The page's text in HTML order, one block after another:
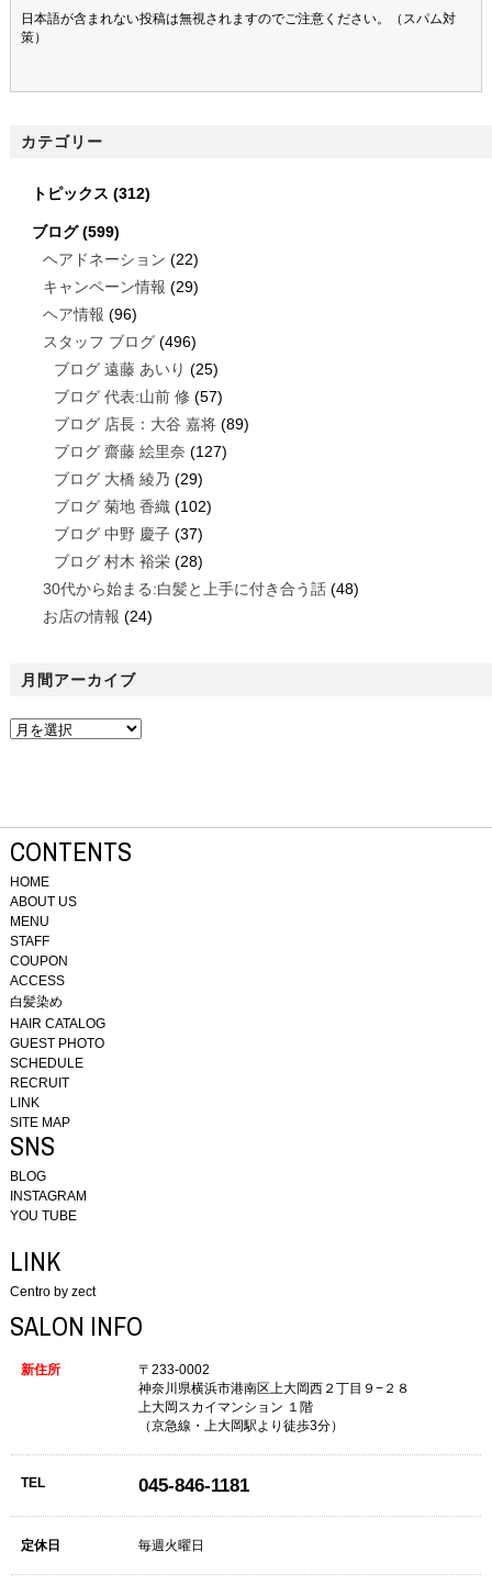
日本語が含まれない投稿は無視されますのでご注意ください。（スパム対
策）
カテゴリー
トピックス (312)
ブログ(599)
ヘアドネーション (22)
キャンペーン情報 (29)
ヘア情報 (96)
スタッフ ブログ(496)
ブログ 遠藤 あいり (25)
ブログ 代表:山前 修 (57)
ブログ 店長：大谷 嘉将(89)
ブログ 齋藤 絵里奈 (127)
ブログ 大橋 綾乃 (29)
ブログ 菊地 香織(102)
ブログ 中野 慶子(37)
ブログ 村木 裕栄(28)
30代から始まる:白髪と上手に付き合う話(48)
お店の情報 (24)
月間アーカイブ
CONTENTS
HOME
ABOUT US
MENU
STAFF
COUPON
ACCESS
白髪染め
HAIR CATALOG
GUEST PHOTO
SCHEDULE
RECRUIT
LINK
SITE MAP
SNS
BLOG
INSTAGRAM
YOU TUBE
LINK
Centro by zect
SALON INFO
新住所
〒233-0002
神奈川県横浜市港南区上大岡西２丁目９−２８
上大岡スカイマンション １階
（京急線・上大岡駅より徒歩3分）
TEL 045-846-1181
定休日 毎週火曜日